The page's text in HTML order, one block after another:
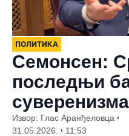
ПОЛИТИКА
Семонсен:
последњи
Извор: Глас Аранђеловца
31.05.2026.
11:53